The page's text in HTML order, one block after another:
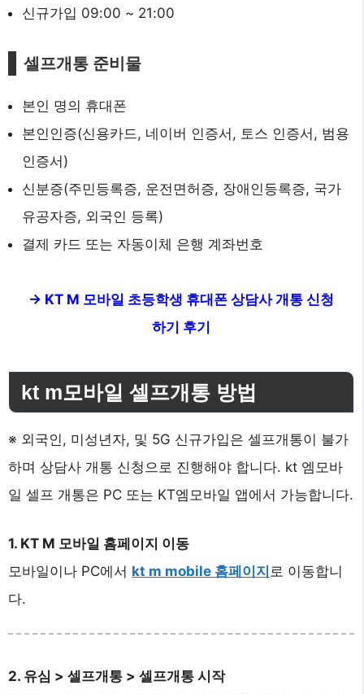
신규가입 09:00 ~ 21:00
셀프개통 준비물
본인 명의 휴대폰
본인인증(신용카드, 네이버 인증서, 토스 인증서, 범용
인증서)
신분증(주민등록증, 운전면허증, 장애인등록증, 국가
유공자증, 외국인 등록)
결제 카드 또는 자동이체 은행 계좌번호
-> KT M 모바일 초등학생 휴대폰 상담사 개통 신청
하기 후기
kt m모바일 셀프개통 방법
※ 외국인, 미성년자, 및 5G 신규가입은 셀프개통이 불가
하며 상담사 개통 신청으로 진행해야 합니다. kt 엠모바
일 셀프 개통은 PC 또는 KT엠모바일 앱에서 가능합니다.
1. KT M 모바일 홈페이지 이동
모바일이나 PC에서 kt m mobile 홈페이지 로 이동합니
다.
2. 유심 > 셀프개통 > 셀프개통 시작